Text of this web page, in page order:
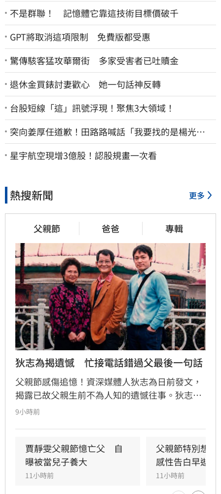
不是群聯！ 記憶體它靠這技術目標價破千
GPT將取消這項限制 免費版都受惠
驚傳駭客猛攻華爾街 多家受害者已吐贖金
退休金買錶討妻歡心 她一句話神反轉
台股短線「這」訊號浮現！聚焦3大領域！
突向姜厚任道歉！田路路喊話「我要找的是楊光
友」：當時太衝動
星宇航空現增3億股！認股規畫一次看
熱搜新聞 更多
父親節 爸爸 專輯
狄志為揭遺憾　忙接電話錯過父最後一句話
父親節感傷追憶！資深媒體人狄志為日前發文，
揭露已故父親生前不為人知的遺憾往事。狄志為
透露，父親一生以海為家，兩人相處時間極少，
在門外落淚。最讓狄志為心碎的是，當年陪病重
父親曬太陽時，自己因忙於接工作電話而忽視了
父親，沒想到那竟是父子最後的相處，父親回房
後便陷入永眠。這段錯過的對話成為他20年來心
9小時前
賈靜雯父親節憶亡父　自
曝被當兒子養大
11小時前
父親節特別想
感性告白早逝父
11小時前